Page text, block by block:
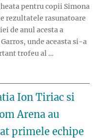
pentru copii Simona
rezultatele rasunatoare
de anul acesta a
unde aceasta si-a
trofeu al …
Ion Tiriac si
Arena au
primele echipe